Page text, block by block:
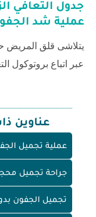
جدول التعافي
عملية شد
يتلاشى قلق المريض
عبر اتباع بروتوكول
عناوين
عملية تجميل
جراحة تجميل
تجميل الجفون